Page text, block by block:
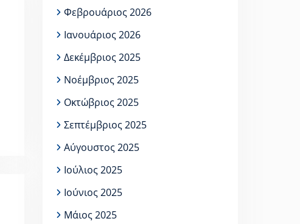
Φεβρουάριος 2026
Ιανουάριος 2026
Δεκέμβριος 2025
Νοέμβριος 2025
Οκτώβριος 2025
Σεπτέμβριος 2025
Αύγουστος 2025
Ιούλιος 2025
Ιούνιος 2025
Μάιος 2025